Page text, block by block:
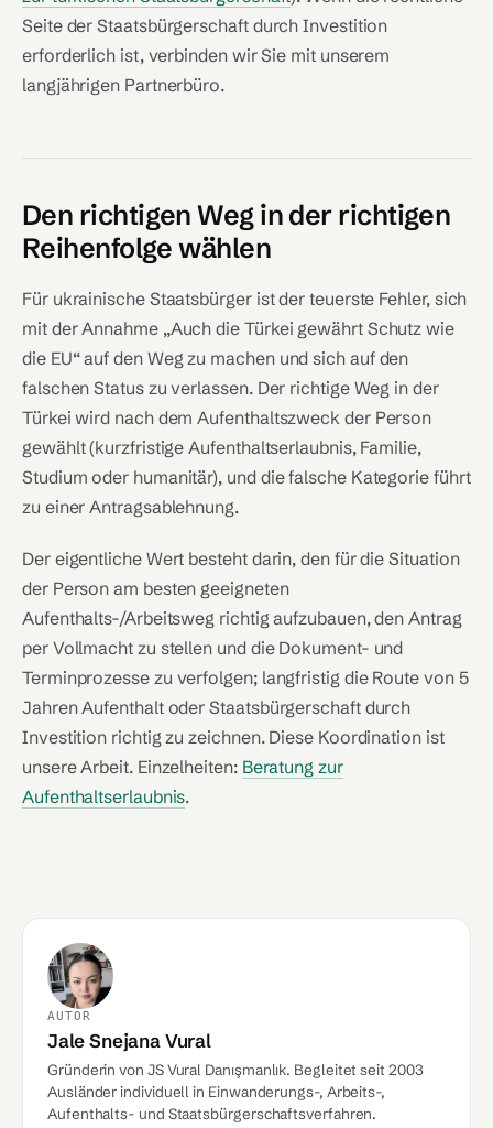
Seite der Staatsbürgerschaft durch Investition
erforderlich ist, verbinden wir Sie mit unserem
langjährigen Partnerbüro.
Den richtigen Weg in der richtigen
Reihenfolge wählen
Für ukrainische Staatsbürger ist der teuerste Fehler, sich
mit der Annahme „Auch die Türkei gewährt Schutz wie
die EU“ auf den Weg zu machen und sich auf den
falschen Status zu verlassen. Der richtige Weg in der
Türkei wird nach dem Aufenthaltszweck der Person
gewählt (kurzfristige Aufenthaltserlaubnis, Familie,
Studium oder humanitär), und die falsche Kategorie führt
zu einer Antragsablehnung.
Der eigentliche Wert besteht darin, den für die Situation
der Person am besten geeigneten
Aufenthalts-/Arbeitsweg richtig aufzubauen, den Antrag
per Vollmacht zu stellen und die Dokument- und
Terminprozesse zu verfolgen; langfristig die Route von 5
Jahren Aufenthalt oder Staatsbürgerschaft durch
Investition richtig zu zeichnen. Diese Koordination ist
unsere Arbeit. Einzelheiten: Beratung zur
Aufenthaltserlaubnis.
AUTOR
Jale Snejana Vural
Gründerin von JS Vural Danışmanlık. Begleitet seit 2003
Ausländer individuell in Einwanderungs-, Arbeits-,
Aufenthalts- und Staatsbürgerschaftsverfahren.